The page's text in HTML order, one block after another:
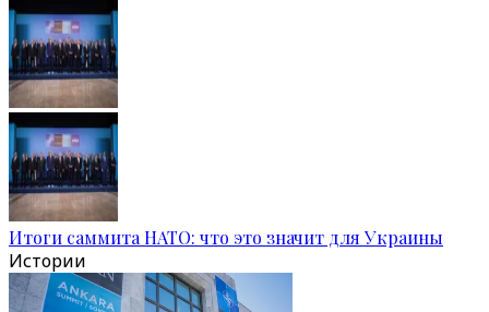
Итоги саммита НАТО: что это значит для Украины
Истории